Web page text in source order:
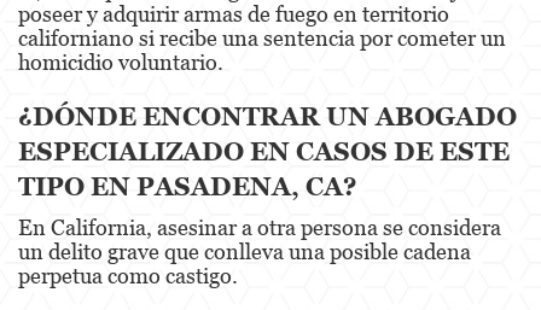
Vacating/Setting Aside a Conviction
Property Crimes
Aggravated Trespass
Contact us
Blog
poseer y adquirir armas de fuego en territorio
californiano si recibe una sentencia por cometer un
homicidio voluntario.
¿DÓNDE ENCONTRAR UN ABOGADO
ESPECIALIZADO EN CASOS DE ESTE
TIPO EN PASADENA, CA?
En California, asesinar a otra persona se considera
un delito grave que conlleva una posible cadena
perpetua como castigo.